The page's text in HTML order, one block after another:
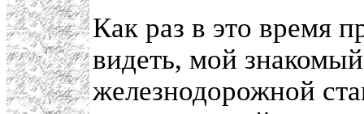
Как раз в это время
видеть, мой
железнодорожной